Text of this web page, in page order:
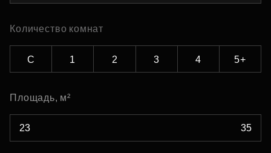
Количество комнат
С 1 2 3 4 5+
Площадь, м²